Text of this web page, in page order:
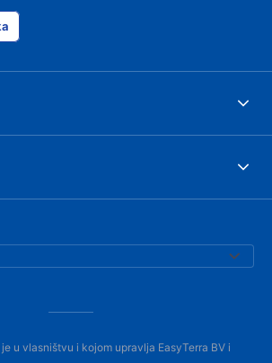
u vlasništvu i kojom upravlja EasyTerra BV i